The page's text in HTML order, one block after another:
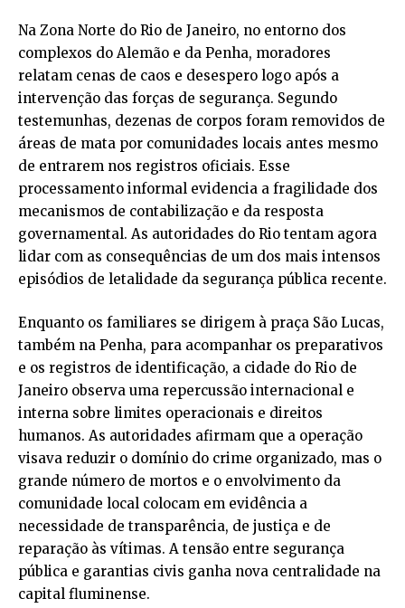
Na Zona Norte do Rio de Janeiro, no entorno dos
complexos do Alemão e da Penha, moradores
relatam cenas de caos e desespero logo após a
intervenção das forças de segurança. Segundo
testemunhas, dezenas de corpos foram removidos de
áreas de mata por comunidades locais antes mesmo
de entrarem nos registros oficiais. Esse
processamento informal evidencia a fragilidade dos
mecanismos de contabilização e da resposta
governamental. As autoridades do Rio tentam agora
lidar com as consequências de um dos mais intensos
episódios de letalidade da segurança pública recente.
Enquanto os familiares se dirigem à praça São Lucas,
também na Penha, para acompanhar os preparativos
e os registros de identificação, a cidade do Rio de
Janeiro observa uma repercussão internacional e
interna sobre limites operacionais e direitos
humanos. As autoridades afirmam que a operação
visava reduzir o domínio do crime organizado, mas o
grande número de mortos e o envolvimento da
comunidade local colocam em evidência a
necessidade de transparência, de justiça e de
reparação às vítimas. A tensão entre segurança
pública e garantias civis ganha nova centralidade na
capital fluminense.